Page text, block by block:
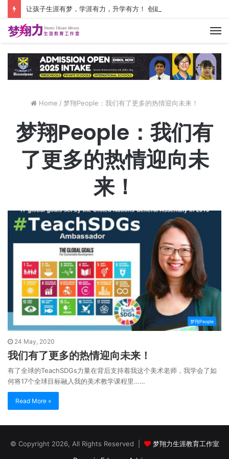
Home / 梦翔People：我们有了更多的热情迎向未来！
梦翔People：我们有
了更多的热情迎向未
来！
梦翔People
24 May, 2020
我们有了更多的热情迎向未来！
有了全球的TeachSDGs力量在背后支持着我这个美术老师，我学会了如
何将17个全球目标融入我的美术教学课程里……
Read More »
© Copyright 2026, All Rights Reserved |
梦翔力生涯教育工作室